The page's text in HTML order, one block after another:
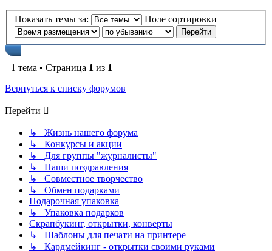
Показать темы за: Поле сортировки
1 тема • Страница 1 из 1
Вернуться к списку форумов
Перейти
↳ Жизнь нашего форума
↳ Конкурсы и акции
↳ Для группы "журналисты"
↳ Наши поздравления
↳ Совместное творчество
↳ Обмен подарками
Подарочная упаковка
↳ Упаковка подарков
Скрапбукинг, открытки, конверты
↳ Шаблоны для печати на принтере
↳ Кардмейкинг - открытки своими руками